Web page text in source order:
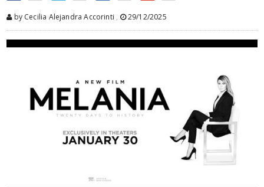
by Cecilia Alejandra Accorinti , 29/12/2025